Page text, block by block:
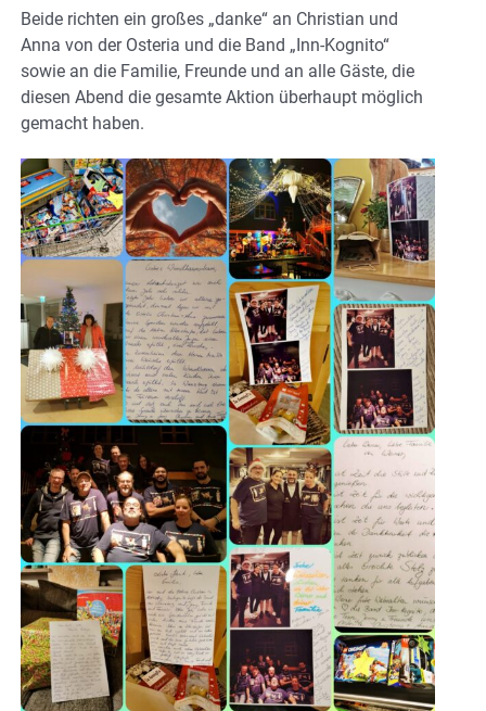
Beide richten ein großes „danke“ an Christian und
Anna von der Osteria und die Band „Inn-Kognito“
sowie an die Familie, Freunde und an alle Gäste, die
diesen Abend die gesamte Aktion überhaupt möglich
gemacht haben.